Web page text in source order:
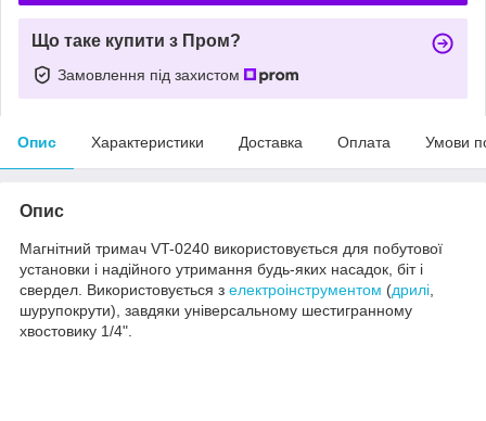
Що таке купити з Пром?
Замовлення під захистом
Опис Характеристики Доставка Оплата Умови
Опис
Магнітний тримач VT-0240 використовується для побутової
установки і надійного утримання будь-яких насадок, біт і
свердел. Використовується з електроінструментом (дрилі
шурупокрути), завдяки універсальному шестигранному
хвостовику 1/4".